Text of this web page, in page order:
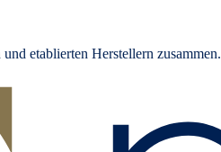
etablierten Herstellern zusammen.